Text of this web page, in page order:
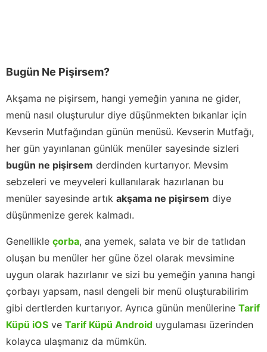
Bugün Ne Pişirsem?
Akşama ne pişirsem, hangi yemeğin yanına ne gider,
menü nasıl oluşturulur diye düşünmekten bıkanlar için
Kevserin Mutfağından günün menüsü. Kevserin Mutfağı,
her gün yayınlanan günlük menüler sayesinde sizleri
bugün ne pişirsem derdinden kurtarıyor. Mevsim
sebzeleri ve meyveleri kullanılarak hazırlanan bu
menüler sayesinde artık akşama ne pişirsem diye
düşünmenize gerek kalmadı.
Genellikle çorba, ana yemek, salata ve bir de tatlıdan
oluşan bu menüler her güne özel olarak mevsimine
uygun olarak hazırlanır ve sizi bu yemeğin yanına hangi
çorbayı yapsam, nasıl dengeli bir menü oluşturabilirim
gibi dertlerden kurtarıyor. Ayrıca günün menülerine Tarif
Küpü iOS ve Tarif Küpü Android uygulaması üzerinden
kolayca ulaşmanız da mümkün.